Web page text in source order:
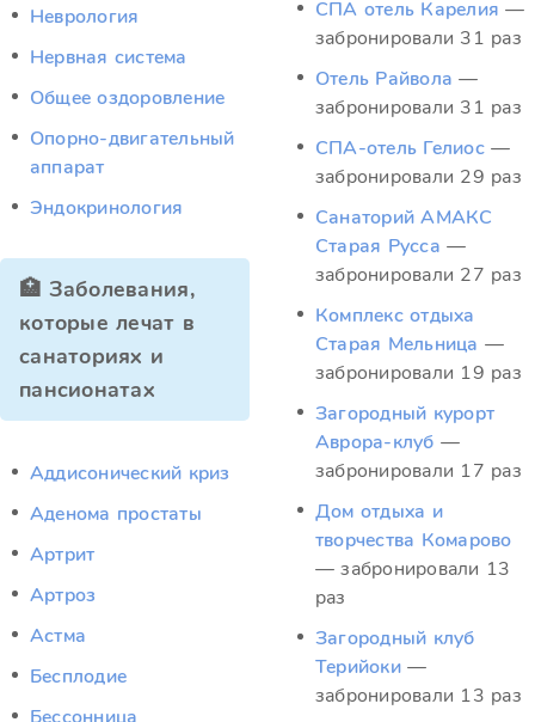
Неврология
Нервная система
Общее оздоровление
Опорно-двигательный
аппарат
Эндокринология
🏥 Заболевания,
которые лечат в
санаториях и
пансионатах
Аддисонический криз
Аденома простаты
Артрит
Артроз
Астма
Бесплодие
СПА отель Карелия —
забронировали 31 раз
Отель Райвола —
забронировали 31 раз
СПА-отель Гелиос —
забронировали 29 раз
Санаторий АМАКС
Старая Русса —
забронировали 27 раз
Комплекс отдыха
Старая Мельница —
забронировали 19 раз
Загородный курорт
Аврора-клуб —
забронировали 17 раз
Дом отдыха и
творчества Комарово
— забронировали 13
раз
Загородный клуб
Терийоки —
забронировали 13 раз